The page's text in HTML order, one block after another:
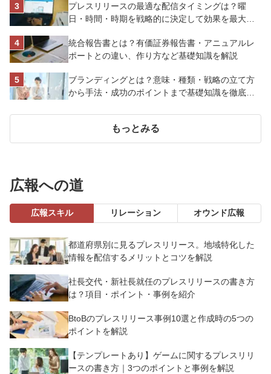
プレスリリースの最適な配信タイミングは？曜
日・時間・時期を戦略的に決定して効果を最大化
統合報告書とは？有価証券報告書・アニュアルレ
ポートとの違い、作り方など基礎知識を解説
ブランディングとは？意味・種類・戦略の立て方
から手法・成功のポイントまで基礎知識を徹底解
もっとみる
広報への道
広報スキル リレーション オウンド広報
都道府県別に見るプレスリリース。地域特化した
情報を配信するメリットとコツを解説
社長交代・新社長就任のプレスリリースの書き方
は？項目・ポイント・事例を紹介
BtoBのプレスリリース事例10選と作成時の5つの
ポイントを解説
【テンプレートあり】ゲームに関するプレスリリ
ースの書き方｜3つのポイントと事例を解説